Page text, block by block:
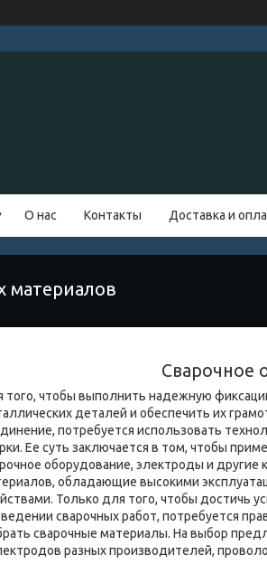
О нас Контакты Доставка и
материалов
Cварочное
того, чтобы выполнить надежную
деталей и обеспечить их
потребуется использовать
Ее суть заключается в том, чтобы
оборудование, электроды и другие
обладающие высокими
Только для того, чтобы достичь
сварочных работ, потребуется
сварочные материалы. На выбор
разных производителей,